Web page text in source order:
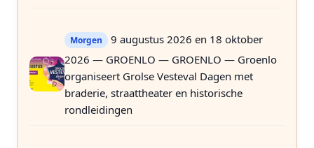
Morgen
9 augustus 2026 en 18 oktober
2026 — GROENLO — GROENLO — Groenlo
organiseert Grolse Vesteval Dagen met
braderie, straattheater en historische
rondleidingen